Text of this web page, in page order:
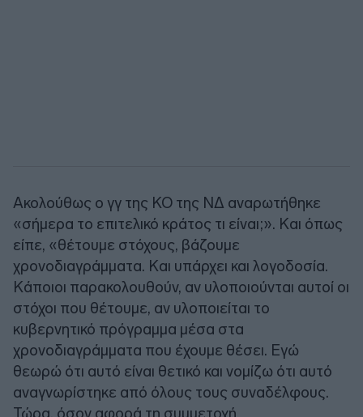
Ακολούθως ο γγ της ΚΟ της ΝΔ αναρωτήθηκε
«σήμερα το επιτελικό κράτος τι είναι;». Και όπως
είπε, «θέτουμε στόχους, βάζουμε
χρονοδιαγράμματα. Και υπάρχει και λογοδοσία.
Κάποιοι παρακολουθούν, αν υλοποιούνται αυτοί οι
στόχοι που θέτουμε, αν υλοποιείται το
κυβερνητικό πρόγραμμα μέσα στα
χρονοδιαγράμματα που έχουμε θέσει. Εγώ
θεωρώ ότι αυτό είναι θετικό και νομίζω ότι αυτό
αναγνωρίστηκε από όλους τους συναδέλφους.
Τώρα, όσον αφορά τη συμμετοχή